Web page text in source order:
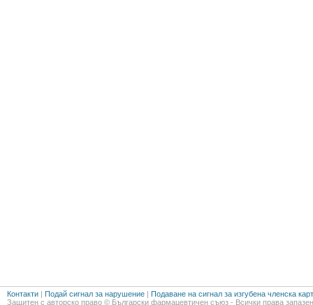
Контакти | Подай сигнал за нарушение | Подаване на сигнал за изгубена членска
Защитен с авторско право © Български фармацевтичен съюз - Всички права